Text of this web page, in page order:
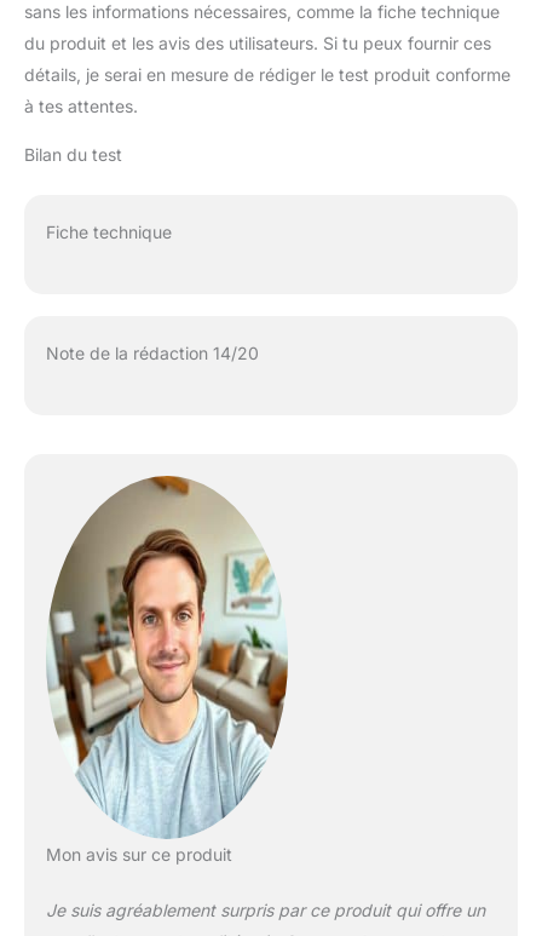
sans les informations nécessaires, comme la fiche technique
du produit et les avis des utilisateurs. Si tu peux fournir ces
détails, je serai en mesure de rédiger le test produit conforme
à tes attentes.
Bilan du test
Fiche technique
Note de la rédaction 14/20
Mon avis sur ce produit
Je suis agréablement surpris par ce produit qui offre un